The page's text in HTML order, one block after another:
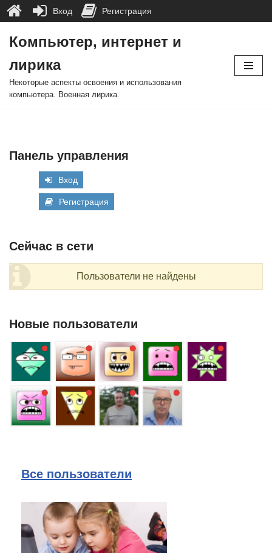
к
содержимому
Компьютер, интернет и
лирика
Некоторые аспекты освоения и использования
компьютера. Военная лирика.
Панель управления
Вход
Регистрация
Сейчас в сети
Пользователи не найдены
Новые пользователи
Все пользователи
Вход Регистрация